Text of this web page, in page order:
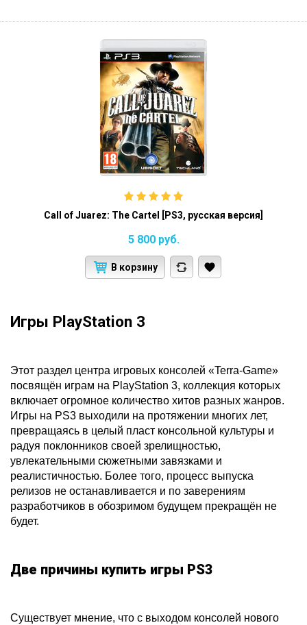
Call of Juarez: The Cartel [PS3, русская версия]
5 800 руб.
В корзину
Игры PlayStation 3
Этот раздел центра игровых консолей «Terra-Game»
посвящён играм на PlayStation 3, коллекция которых
включает огромное количество хитов разных жанров.
Игры на PS3 выходили на протяжении многих лет,
превращаясь в целый пласт консольной культуры и
радуя поклонников своей зрелищностью,
увлекательными сюжетными завязками и
реалистичностью. Более того, процесс выпуска
релизов не останавливается и по заверениям
разработчиков в обозримом будущем прекращён не
будет.
Две причины купить игры PS3
Существует мнение, что с выходом консолей нового